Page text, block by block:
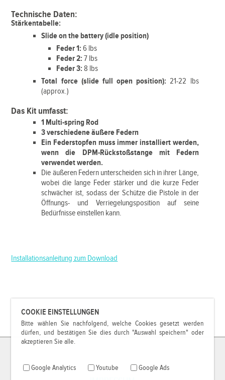
COOKIE EINSTELLUNGEN
Bitte wählen Sie nachfolgend, welche Cookies gesetzt werden
dürfen, und bestätigen Sie dies durch "Auswahl speichern" oder
akzeptieren Sie alle.
Google Analytics Youtube Google Ads
Technische Daten:
Stärkentabelle:
Slide on the battery (idle position)
Feder 1:6 lbs
Feder 2:7 lbs
Feder 3:8 lbs
Total force (slide full open position):21-22 lbs
(approx.)
Das Kit umfasst:
1 Multi-spring Rod
3 verschiedene äußere Federn
Ein Federstopfen muss immer installiert werden,
wenn die DPM-Rückstoßstange mit Federn
verwendet werden.
Die äußeren Federn unterscheiden sich in ihrer Länge,
wobei die lange Feder stärker und die kurze Feder
schwächer ist, sodass der Schütze die Pistole in der
Öffnungs- und Verriegelungsposition auf seine
Bedürfnisse einstellen kann.
Installationsanleitung zum Download